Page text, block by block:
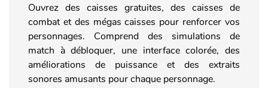
Ouvrez des caisses gratuites, des caisses de
combat et des mégas caisses pour renforcer vos
personnages. Comprend des simulations de
match à débloquer, une interface colorée, des
améliorations de puissance et des extraits
sonores amusants pour chaque personnage.